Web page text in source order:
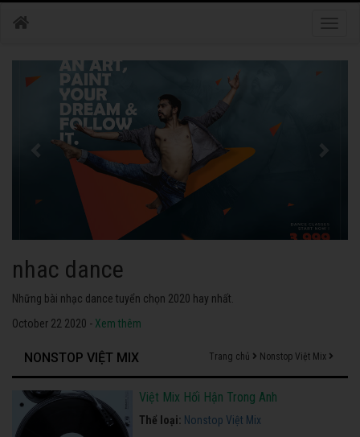
nhac dance
Những bài nhạc dance tuyển chọn 2020 hay nhất.
October 22 2020 - Xem thêm
NONSTOP VIỆT MIX Trang chủ Nonstop Việt Mix
Việt Mix Hối Hận Trong Anh
Thể loại: Nonstop Việt Mix